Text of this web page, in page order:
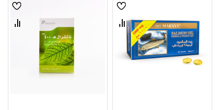
قائمة
قارن
قائمة
قارن